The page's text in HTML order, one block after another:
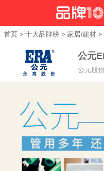
首页 > 十大品牌榜 > 家居/建材 >
公元
公元股